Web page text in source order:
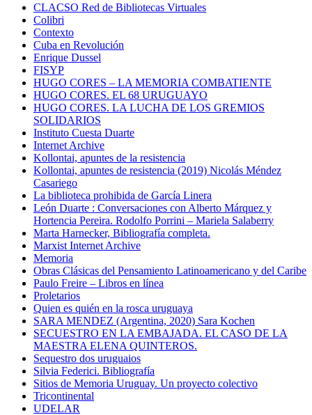
CLACSO Red de Bibliotecas Virtuales
Colibri
Contexto
Cuba en Revolución
Enrique Dussel
FISYP
HUGO CORES – LA MEMORIA COMBATIENTE
HUGO CORES. EL 68 URUGUAYO
HUGO CORES. LA LUCHA DE LOS GREMIOS
SOLIDARIOS
Instituto Cuesta Duarte
Internet Archive
Kollontai, apuntes de la resistencia
Kollontai, apuntes de resistencia (2019) Nicolás Méndez
Casariego
La biblioteca prohibida de García Linera
León Duarte : Conversaciones con Alberto Márquez y
Hortencia Pereira. Rodolfo Porrini – Mariela Salaberry
Marta Harnecker, Bibliografía completa.
Marxist Internet Archive
Memoria
Obras Clásicas del Pensamiento Latinoamericano y del Caribe
Paulo Freire – Libros en línea
Proletarios
Quien es quién en la rosca uruguaya
SARA MENDEZ (Argentina, 2020) Sara Kochen
SECUESTRO EN LA EMBAJADA. EL CASO DE LA
MAESTRA ELENA QUINTEROS.
Sequestro dos uruguaios
Silvia Federici. Bibliografía
Sitios de Memoria Uruguay. Un proyecto colectivo
Tricontinental
UDELAR